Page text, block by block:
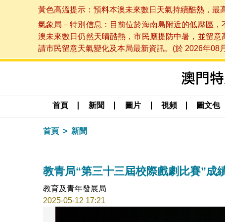
黃色高溫提示：預料本澳未來數日天氣持續酷熱，
氣象局－特別信息：目前位於海南島附近的低壓區
澳未來數日仍然天晴酷熱，市民應提防中暑，並留
請市民留意天氣變化及本局最新資訊。(於 2026年08
首頁 新聞 圖片 視頻 圖文包
首頁 新聞
教青局“第三十三屆校際戲劇比賽”成
教育及青年發展局
2025-05-12 17:21